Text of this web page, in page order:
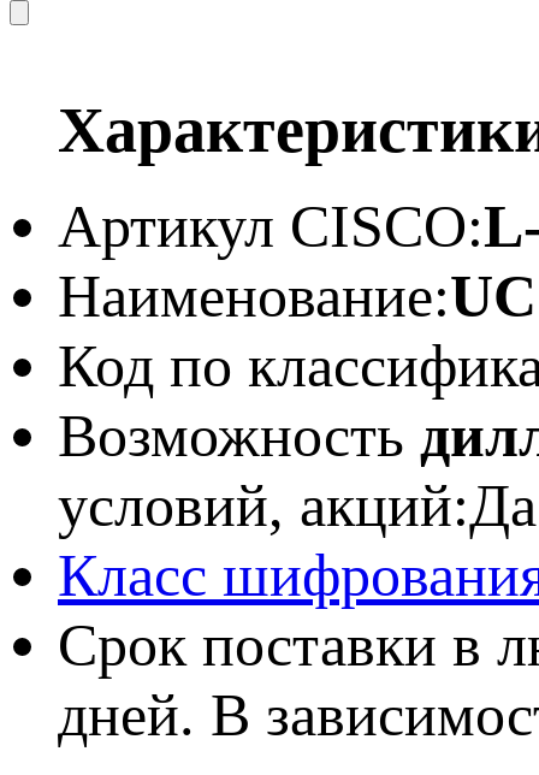
Артикул CISCO:
Наименование:
Код по
Возможность
условий, акций:Да
Класс
Срок поставки в
дней. В